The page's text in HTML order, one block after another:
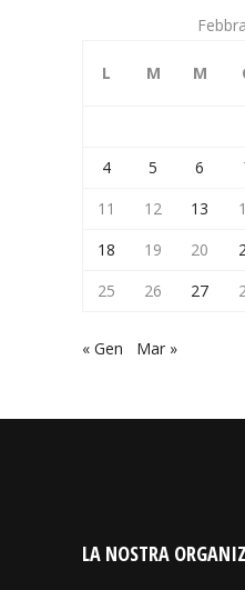
L M M
4
5 6
11
12 13
18
19 20
25
26 27
« Gen Mar »
LA NOSTRA